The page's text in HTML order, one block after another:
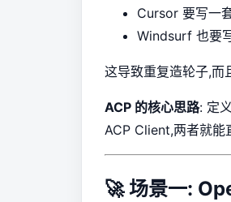
Cursor 要写一
Windsurf 也要
这导致重复造轮子,而
ACP 的核心思路: 定
ACP Client,两者就能
🚀 场景一: